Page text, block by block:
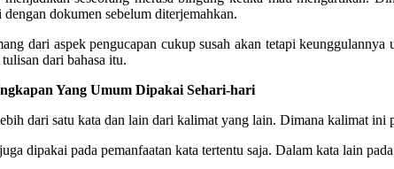
dokumen sebelum diterjemahkan.
dari aspek pengucapan cukup susah akan tetapi
dari bahasa itu.
Yang Umum Dipakai Sehari-hari
dari satu kata dan lain dari kalimat yang lain. Dimana kalimat ini
dipakai pada pemanfaatan kata tertentu saja. Dalam kata lain